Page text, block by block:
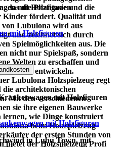
das die Phantasie und die
Kinder fördert. Qualität und
von Lubulona wird aus
und zeichnet sich durch
Spielmöglichkeiten aus. Die
nicht nur Spielspaß, sondern
Welten zu erschaffen und
zu entwickeln.
Lubulona Holzspielzeug regt
architektonischen
Mit den verschiedenen
sie ihre eigenen Bauwerke
lernen, wie Dinge konstruiert
beim Holzspielzeug
der ersten Stunden von
bietet der Holzspielzeug Profi
mit Holzfiguren
mit Holzfiguren
in Lubu Town, mit